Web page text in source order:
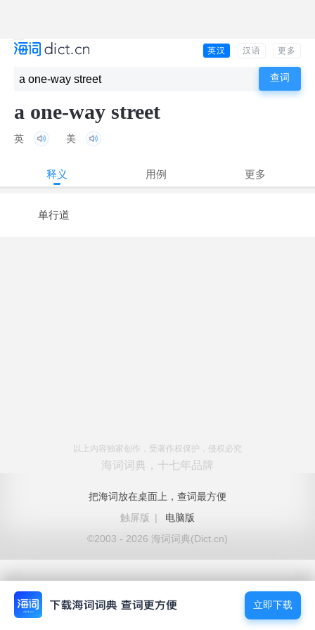
英汉 汉语 更多
a one-way street
英 美
释义 用例 更多
单行道
以上内容独家创作，受著作权保护，侵权必究
海词词典，十七年品牌
把海词放在桌面上，查词最方便
触屏版
|
电脑版
©2003 - 2026 海词词典(Dict.cn)
立即下载
立即下载